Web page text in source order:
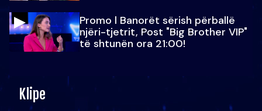
Promo l Banorët sërish përballë
njëri-tjetrit, Post "Big Brother VIP"
të shtunën ora 21:00!
Klipe